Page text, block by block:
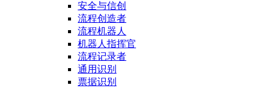
安全与信创
流程创造者
流程机器人
机器人指挥官
流程记录者
通用识别
票据识别